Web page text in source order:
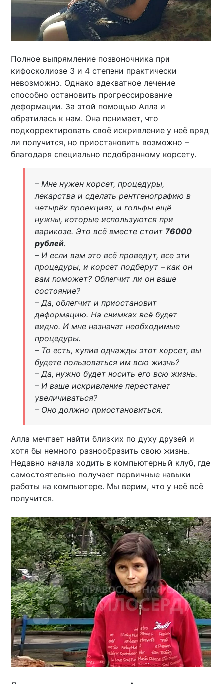
Полное выпрямление позвоночника при
кифосколиозе 3 и 4 степени практически
невозможно. Однако адекватное лечение
способно остановить прогрессирование
деформации. За этой помощью Алла и
обратилась к нам. Она понимает, что
подкорректировать своё искривление у неё вряд
ли получится, но приостановить возможно –
благодаря специально подобранному корсету.
– Мне нужен корсет, процедуры,
лекарства и сделать рентгенографию в
четырёх проекциях, и гольфы ещё
нужны, которые используются при
варикозе. Это всё вместе стоит 76000
рублей.
– И если вам это всё проведут, все эти
процедуры, и корсет подберут – как он
вам поможет? Облегчит ли он ваше
состояние?
– Да, облегчит и приостановит
деформацию. На снимках всё будет
видно. И мне назначат необходимые
процедуры.
– То есть, купив однажды этот корсет, вы
будете пользоваться им всю жизнь?
– Да, нужно будет носить его всю жизнь.
– И ваше искривление перестанет
увеличиваться?
– Оно должно приостановиться.
Алла мечтает найти близких по духу друзей и
хотя бы немного разнообразить свою жизнь.
Недавно начала ходить в компьютерный клуб, где
самостоятельно получает первичные навыки
работы на компьютере. Мы верим, что у неё всё
получится.